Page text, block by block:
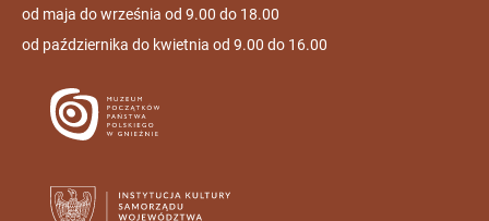
od maja do września od 9.00 do 18.00
od października do kwietnia od 9.00 do 16.00